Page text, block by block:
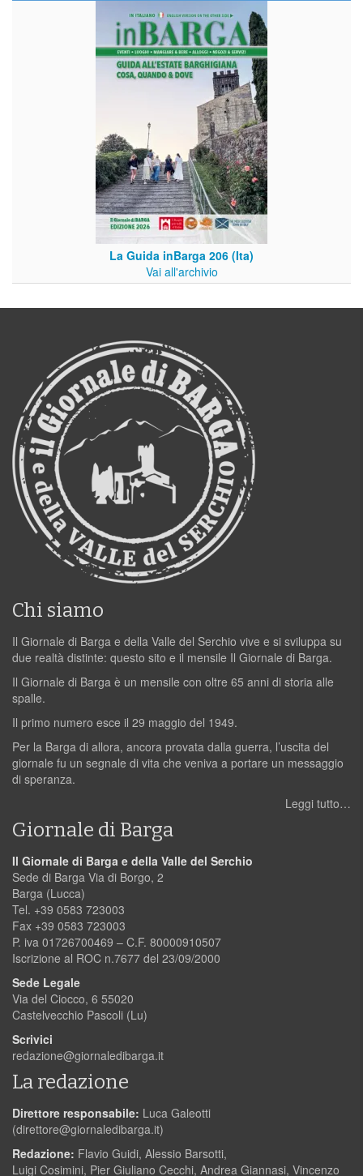
La Guida inBarga 206 (Ita)
Vai all'archivio
Chi siamo
Il Giornale di Barga e della Valle del Serchio vive e si sviluppa su
due realtà distinte: questo sito e il mensile Il Giornale di Barga.
Il Giornale di Barga è un mensile con oltre 65 anni di storia alle
spalle.
Il primo numero esce il 29 maggio del 1949.
Per la Barga di allora, ancora provata dalla guerra, l’uscita del
giornale fu un segnale di vita che veniva a portare un messaggio
di speranza.
Leggi tutto…
Giornale di Barga
Il Giornale di Barga e della Valle del Serchio
Sede di Barga Via di Borgo, 2
Barga (Lucca)
Tel. +39 0583 723003
Fax +39 0583 723003
P. iva 01726700469 – C.F. 80000910507
Iscrizione al ROC n.7677 del 23/09/2000
Sede Legale
Via del Ciocco, 6 55020
Castelvecchio Pascoli (Lu)
Scrivici
redazione@giornaledibarga.it
La redazione
Direttore responsabile: Luca Galeotti
(direttore@giornaledibarga.it)
Redazione: Flavio Guidi, Alessio Barsotti,
Luigi Cosimini, Pier Giuliano Cecchi, Andrea Giannasi, Vincenzo